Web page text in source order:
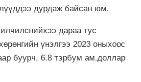
дурдаж байсан юм.
дараа тус
үнэлгээ 2023 оныхоос
буурч, 6.8 тэрбум ам.доллар